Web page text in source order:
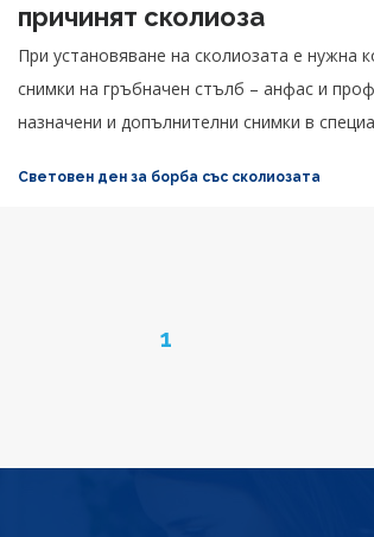
причинят сколиоза
При установяване на сколиозата е нужна
снимки на гръбначен стълб – анфас и
назначени и допълнителни снимки в
Световен ден за борба със сколиозата
Page
1